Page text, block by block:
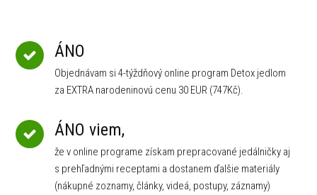
ÁNO
Objednávam si 4-týždňový online program Detox jedlom
za EXTRA narodeninovú cenu 30 EUR (747Kč).
ÁNO viem,
že v online programe získam prepracované jedálničky aj
s prehľadnými receptami a dostanem ďalšie materiály
(nákupné zoznamy, články, videá, postupy, záznamy)